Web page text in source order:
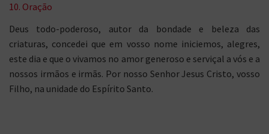
10. Oração
Deus todo-poderoso, autor da bondade e beleza das
criaturas, concedei que em vosso nome iniciemos, alegres,
este dia e que o vivamos no amor generoso e serviçal a vós e a
nossos irmãos e irmãs. Por nosso Senhor Jesus Cristo, vosso
Filho, na unidade do Espírito Santo.